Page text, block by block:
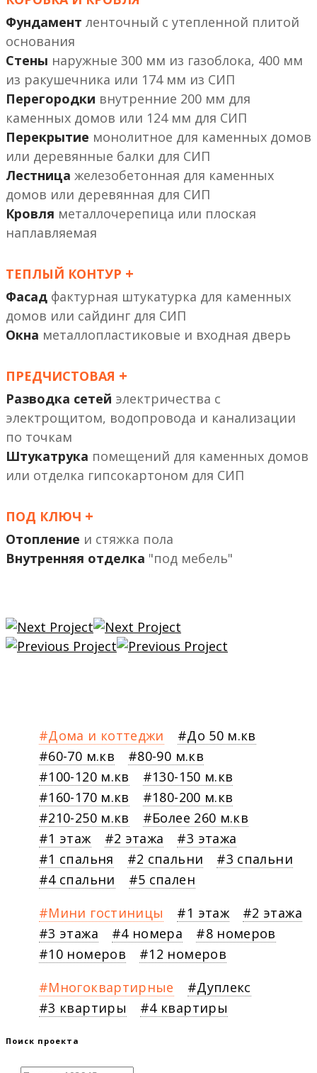
Фундамент ленточный с утепленной плитой
основания
Стены наружные 300 мм из газоблока, 400 мм
из ракушечника или 174 мм из СИП
Перегородки внутренние 200 мм
или 124 мм
Перекрытие монолитное
или деревянные балки
Лестница железобетонная
или деревянная
Кровля металлочерепица или плоская
наплавляемая
ТЕПЛЫЙ КОНТУР +
Фасад фактурная штукатурка
или сайдинг
Окна металлопластиковые и входная дверь
ПРЕДЧИСТОВАЯ +
Разводка сетей электричества с
электрощитом, водопровода и канализации
по точкам
Штукатрука помещений
или отделка гипсокартоном
ПОД КЛЮЧ +
Отопление и стяжка пола
Внутренняя отделка "под мебель"
Дома и коттеджи
До 50 м.кв
60-70 м.кв
80-90 м.кв
100-120 м.кв
130-150 м.кв
160-170 м.кв
180-200 м.кв
210-250 м.кв
Более 260 м.кв
1 этаж
2 этажа
3 этажа
1 спальня
2 спальни
3 спальни
4 спальни
5 спален
Мини гостиницы
1 этаж
2 этажа
3 этажа
4 номера
8 номеров
10 номеров
12 номеров
Многоквартирные
Дуплекс
3 квартиры
4 квартиры
Поиск проекта